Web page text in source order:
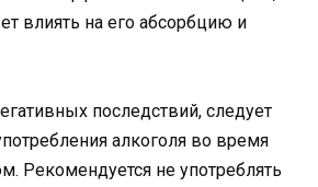
влиять на его абсорбцию и
последствий, следует
алкоголя во время
Рекомендуется не употреблять